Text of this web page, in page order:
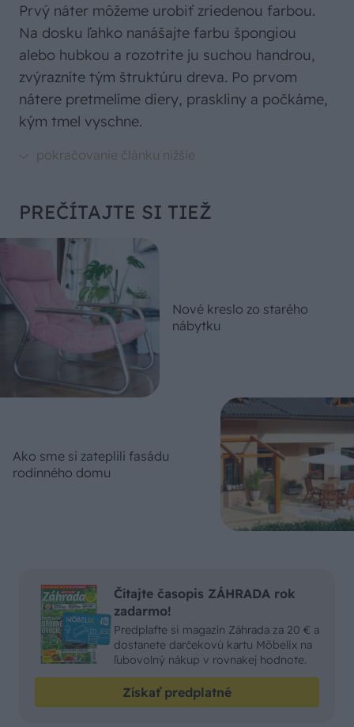
Prvý náter môžeme urobiť zriedenou farbou.
Na dosku ľahko nanášajte farbu špongiou
alebo hubkou a rozotrite ju suchou handrou,
zvýrazníte tým štruktúru dreva. Po prvom
nátere pretmelíme diery, praskliny a počkáme,
kým tmel vyschne.
PREČÍTAJTE SI TIEŽ
Nové kreslo zo starého
nábytku
Ako sme si zateplili fasádu
rodinného domu
Čítajte časopis ZÁHRADA rok
zadarmo!
Predplaťte si magazín Záhrada za 20 € a
dostanete darčekovú kartu Möbelix na
ľubovolný nákup v rovnakej hodnote.
Získať predplatné